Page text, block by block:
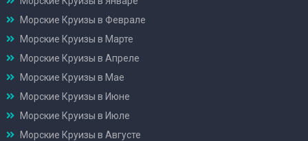
Морские Круизы в Феврале
Морские Круизы в Марте
Морские Круизы в Апреле
Морские Круизы в Мае
Морские Круизы в Июне
Морские Круизы в Июле
Морские Круизы в Августе